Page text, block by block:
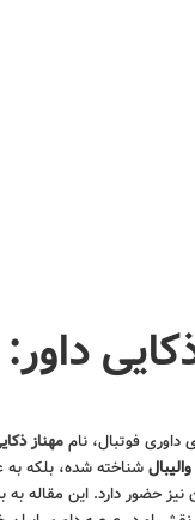
داوری فوتبال، ناممهناز
والیبالشناخته شده، بلکه به
نیز حضور دارد. این مقاله